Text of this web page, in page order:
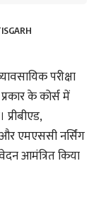
परीक्षा
के कोर्स में
और एमएससी नर्सिंग
आमंत्रित किया